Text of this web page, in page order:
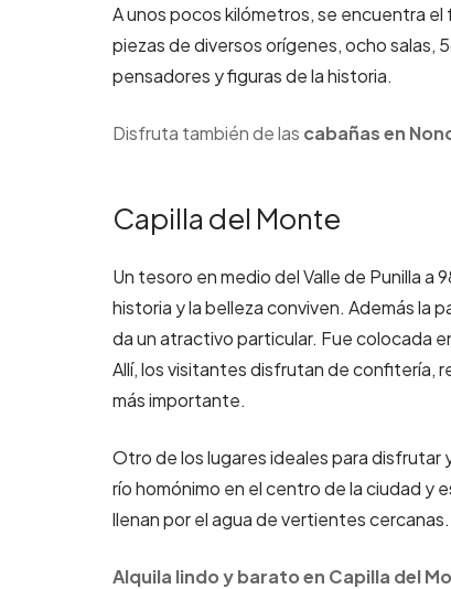
A unos pocos kilómetros, se encuentra el
piezas de diversos orígenes, ocho
pensadores y figuras de la historia.
Disfruta también de las cabañas en
Capilla del Monte
Un tesoro en medio del Valle de Punilla a
historia y la belleza conviven. Además la
da un atractivo particular. Fue colocada
Allí, los visitantes disfrutan de confitería,
más importante.
Otro de los lugares ideales para disfrutar
río homónimo en el centro de la ciudad y
llenan por el agua de vertientes cercanas.
Alquila lindo y barato en Capilla del